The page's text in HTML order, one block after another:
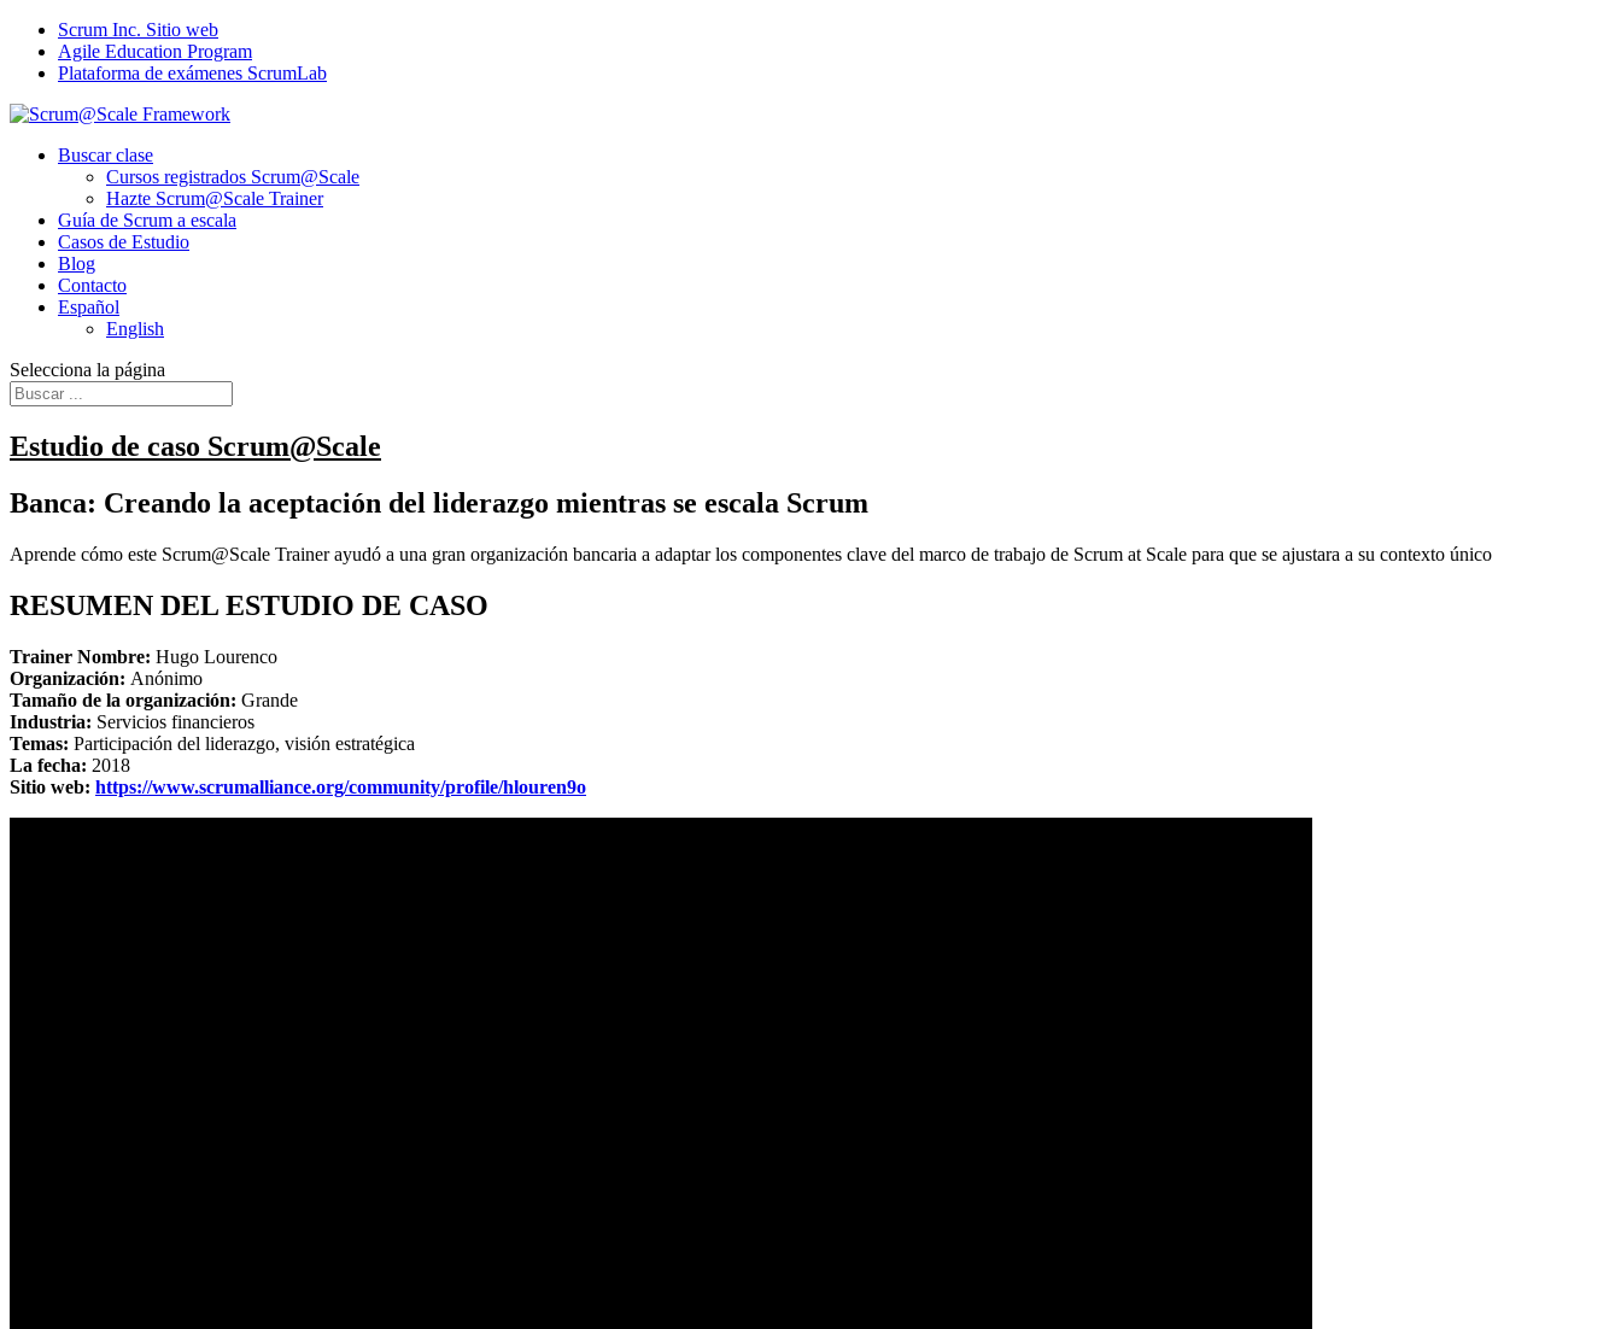
Scrum Inc. Sitio web
Agile Education Program
Plataforma de exámenes ScrumLab
Buscar clase
Cursos registrados Scrum@Scale
Hazte Scrum@Scale Trainer
Guía de Scrum a escala
Casos de Estudio
Blog
Contacto
Español
English
Selecciona la página
Estudio de caso Scrum@Scale
Banca: Creando la aceptación del liderazgo mientras se escala Scrum
Aprende cómo este Scrum@Scale Trainer ayudó a una gran organización bancaria a adaptar los componentes clave del marco de trabajo de Scrum at Scale para que se ajustara a su contexto único
RESUMEN DEL ESTUDIO DE CASO
Trainer Nombre: Hugo Lourenco
Organización: Anónimo
Tamaño de la organización: Grande
Industria: Servicios financieros
Temas: Participación del liderazgo, visión estratégica
La fecha: 2018
Sitio web: https://www.scrumalliance.org/community/profile/hlouren9o